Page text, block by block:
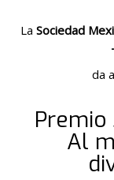
La Sociedad
da
Al